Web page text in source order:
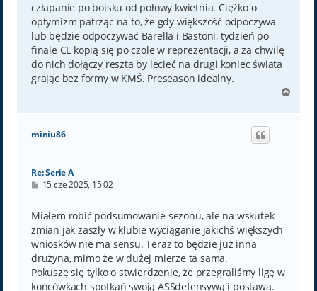
człapanie po boisku od połowy kwietnia. Ciężko o
optymizm patrząc na to, że gdy większość odpoczywa
lub będzie odpoczywać Barella i Bastoni, tydzień po
finale CL kopią się po czole w reprezentacji, a za chwilę
do nich dołączy reszta by lecieć na drugi koniec świata
grając bez formy w KMŚ. Preseason idealny.
g
miniu86
Re: Serie A
P
t
15 cze 2025, 15:02
Miałem robić podsumowanie sezonu, ale na wskutek
zmian jak zaszły w klubie wyciąganie jakichś większych
wniosków nie ma sensu. Teraz to będzie już inna
drużyna, mimo że w dużej mierze ta sama.
Pokuszę się tylko o stwierdzenie, że przegraliśmy ligę w
końcówkach spotkań swoją ASSdefensywą i postawą.